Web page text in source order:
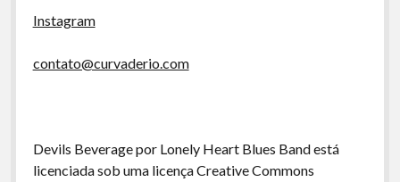
Instagram
contato@curvaderio.com
Devils Beverage por Lonely Heart Blues Band está
licenciada sob uma licença Creative Commons